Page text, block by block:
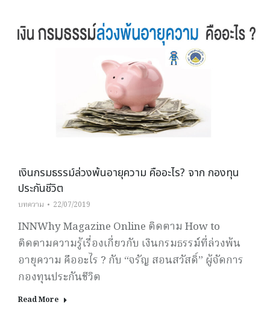
เงินกรมธรรม์ล่วงพ้นอายุความ คืออะไร? จาก กองทุน
ประกันชีวิต
บทความ 22/07/2019
INNWhy Magazine Online ติดตาม How to
ติดตามความรู้เรื่องเกี่ยวกับ เงินกรมธรรม์ที่ล่วงพ้น
อายุความ คืออะไร ? กับ “จรัญ สอนสวัสดิ์” ผู้จัดการ
กองทุนประกันชีวิต
Read More